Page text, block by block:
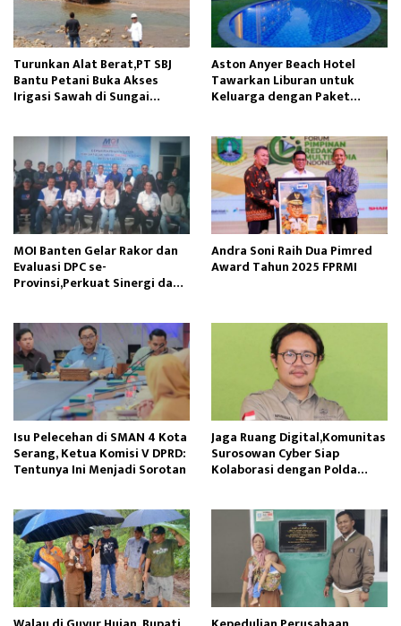
Turunkan Alat Berat,PT SBJ
Bantu Petani Buka Akses
Irigasi Sawah di Sungai
Aston Anyer Beach Hotel
Tawarkan Liburan untuk
Keluarga dengan Paket
MOI Banten Gelar Rakor dan
Evaluasi DPC se-
Provinsi,Perkuat Sinergi dan
Andra Soni Raih Dua Pimred
Award Tahun 2025 FPRMI
Isu Pelecehan di SMAN 4 Kota
Serang, Ketua Komisi V DPRD:
Tentunya Ini Menjadi Sorotan
Jaga Ruang Digital,Komunitas
Surosowan Cyber Siap
Kolaborasi dengan Polda